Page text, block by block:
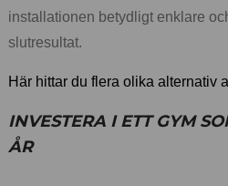
installationen betydligt enklare
slutresultat.
Här hittar du flera olika alternativ
INVESTERA I ETT GYM
ÅR